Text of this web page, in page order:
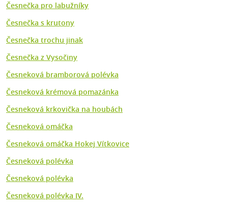
Česnečka pro labužníky
Česnečka s krutony
Česnečka trochu jinak
Česnečka z Vysočiny
Česneková bramborová polévka
Česneková krémová pomazánka
Česneková krkovička na houbách
Česneková omáčka
Česneková omáčka Hokej Vítkovice
Česneková polévka
Česneková polévka
Česneková polévka IV.